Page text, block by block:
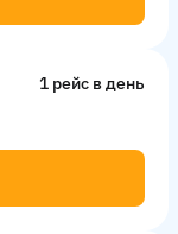
1 рейс в день